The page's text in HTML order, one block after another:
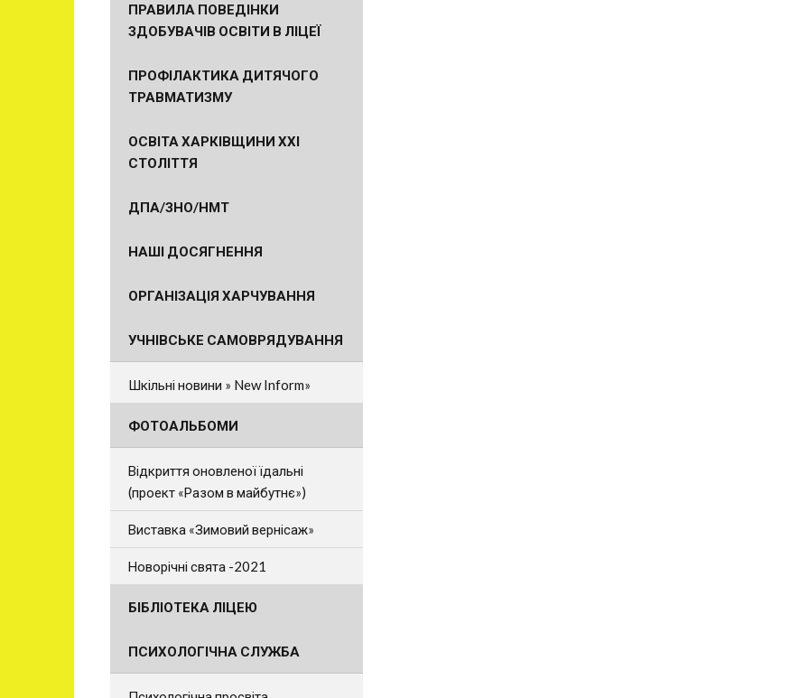
ПРАВИЛА ПОВЕДІНКИ
ЗДОБУВАЧІВ ОСВІТИ В ЛІЦЕЇ
ПРОФІЛАКТИКА ДИТЯЧОГО
ТРАВМАТИЗМУ
ОСВІТА ХАРКІВЩИНИ ХХІ
СТОЛІТТЯ
ДПА/ЗНО/НМТ
НАШІ ДОСЯГНЕННЯ
ОРГАНІЗАЦІЯ ХАРЧУВАННЯ
УЧНІВСЬКЕ САМОВРЯДУВАННЯ
Шкільні новини » New Inform»
ФОТОАЛЬБОМИ
Відкриття оновленої їдальні
(проект «Разом в майбутнє»)
Виставка «Зимовий вернісаж»
Новорічні свята -2021
БІБЛІОТЕКА ЛІЦЕЮ
ПСИХОЛОГІЧНА СЛУЖБА